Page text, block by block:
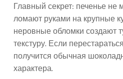
Главный секрет: печенье не
ломают руками на крупные
неровные обломки создают
текстуру. Если
получится обычная
характера.